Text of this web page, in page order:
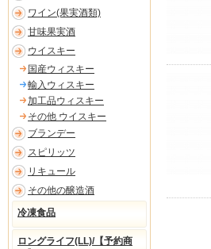
ワイン(果実酒類)
甘味果実酒
ウイスキー
国産ウィスキー
輸入ウィスキー
加工品ウィスキー
その他 ウイスキー
ブランデー
スピリッツ
リキュール
その他の醸造酒
冷凍食品
ロングライフ(LL)/【予約商